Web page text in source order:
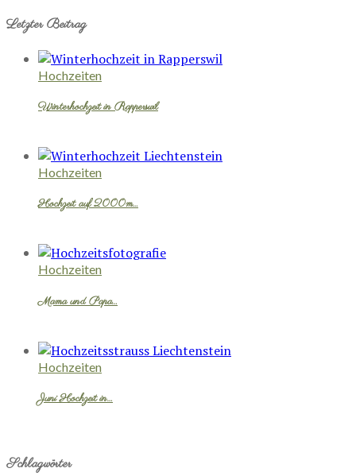
Letzter Beitrag
Hochzeiten
Winterhochzeit in Rapperswil
Hochzeiten
Hochzeit auf 2000m…
Hochzeiten
Mama und Papa…
Hochzeiten
Juni Hochzeit in…
Schlagwörter